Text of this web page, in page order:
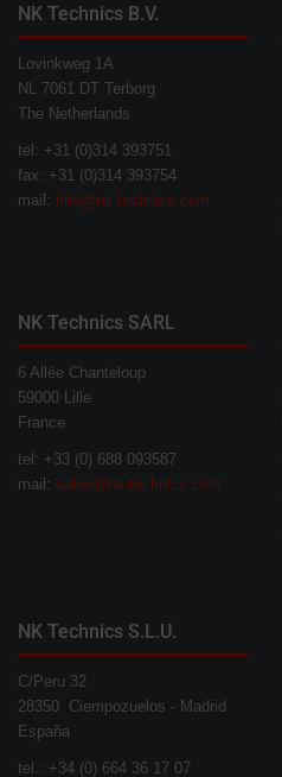
NK Technics B.V.
Lovinkweg 1A
NL 7061 DT Terborg
The Netherlands
tel: +31 (0)314 393751
fax: +31 (0)314 393754
mail: info@nk-technics.com
NK Technics SARL
6 Allée Chanteloup
59000 Lille
France
tel: +33 (0) 688 093587
mail: sales@nk-technics.com
NK Technics S.L.U.
C/Peru 32
28350 Ciempozuelos - Madrid
España
tel.: +34 (0) 664 36 17 07